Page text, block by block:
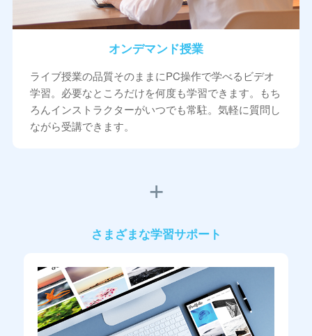
オンデマンド授業
ライブ授業の品質そのままにPC操作で学べるビデオ
学習。必要なところだけを何度も学習できます。もち
ろんインストラクターがいつでも常駐。気軽に質問し
ながら受講できます。
さまざまな学習サポート